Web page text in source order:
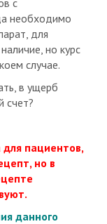
необходимо
для
но курс
случае.
в ущерб
счет?
пациентов,
но в
данного